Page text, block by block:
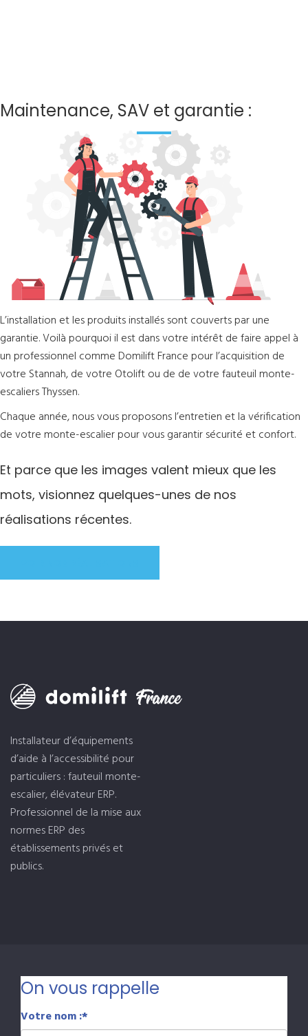
Maintenance, SAV et garantie :
L’installation et les produits installés sont couverts par une
garantie. Voilà pourquoi il est dans votre intérêt de faire appel à
un professionnel comme Domilift France pour l’acquisition de
votre Stannah, de votre Otolift ou de de votre fauteuil monte-
escaliers Thyssen.
Chaque année, nous vous proposons l’entretien et la vérification
de votre monte-escalier pour vous garantir sécurité et confort.
Et parce que les images valent mieux que les
mots, visionnez quelques-unes de nos
réalisations récentes.
Installateur d’équipements
d’aide à l’accessibilité pour
particuliers : fauteuil monte-
escalier, élévateur ERP.
Professionnel de la mise aux
normes ERP des
établissements privés et
publics.
On vous rappelle
Votre nom :*